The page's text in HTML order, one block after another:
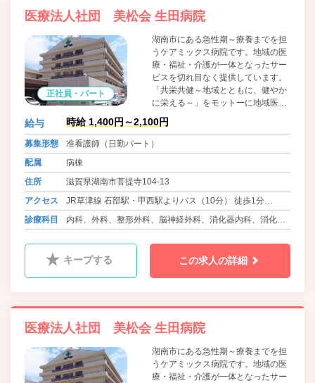
医療法人社団 美松会 生田病院
正社員・パート
湖南市にある急性期～療養までを担
うケアミックス病院です。地域の医
療・福祉・介護が一体となったサー
ビスを切れ目なく提供しています。
「共栄共健～地域とともに、健やか
に栄える～」をモットーに地域医療
への貢献を目指しています。
給与 時給 1,400円～2,100円
募集形態
准看護師（日勤パート）
配属
病棟
住所
滋賀県湖南市菩提寺104-13
アクセス
JR草津線 石部駅・甲西駅よりバス（10分） 徒歩1分
JR琵琶湖線 野洲駅よりバス（30分） 徒歩5分
診療科目
内科、外科、整形外科、脳神経外科、消化器内科、消化器
眼科、耳鼻咽喉科、ﾘﾊﾋﾞﾘﾃｰｼｮﾝ科、乳腺外科、放射線科、
キープする この求人の詳細
医療法人社団 美松会 生田病院
湖南市にある急性期～療養までを担
うケアミックス病院です。地域の医
療・福祉・介護が一体となったサー